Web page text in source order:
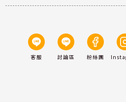
客服 討論區 粉絲團